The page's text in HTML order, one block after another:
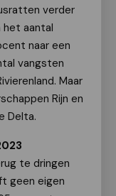
verder
het aantal
naar een
vangsten
Maar
Rijn en
Delta.
te dringen
geen eigen